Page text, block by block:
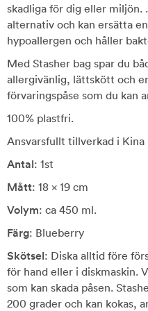
skadliga för dig eller
alternativ och kan ersätta
hypoallergen och håller
Med Stasher bag spar du
allergivänlig, lättskött och
förvaringspåse som du kan
100% plastfri.
Ansvarsfullt tillverkad i Kina
Antal: 1st
Mått: 18 x 19 cm
Volym: ca 450 ml.
Färg: Blueberry
Skötsel: Diska alltid före
för hand eller i diskmaskin.
som kan skada påsen.
200 grader och kan kokas,